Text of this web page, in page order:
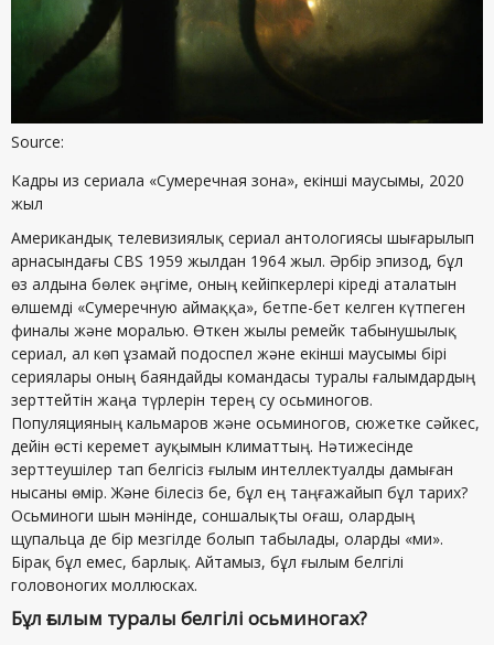
Source:
Кадры из сериала «Сумеречная зона», екінші маусымы, 2020
жыл
Американдық телевизиялық сериал антологиясы шығарылып
арнасындағы CBS 1959 жылдан 1964 жыл. Әрбір эпизод, бұл
өз алдына бөлек әңгіме, оның кейіпкерлері кіреді аталатын
өлшемді «Сумеречную аймаққа», бетпе-бет келген күтпеген
финалы және моралью. Өткен жылы ремейк табынушылық
сериал, ал көп ұзамай подоспел және екінші маусымы бірі
сериялары оның баяндайды командасы туралы ғалымдардың
зерттейтін жаңа түрлерін терең су осьминогов.
Популяцияның кальмаров және осьминогов, сюжетке сәйкес,
дейін өсті керемет ауқымын климаттың. Нәтижесінде
зерттеушілер тап белгісіз ғылым интеллектуалды дамыған
нысаны өмір. Және білесіз бе, бұл ең таңғажайып бұл тарих?
Осьминоги шын мәнінде, соншалықты оғаш, олардың
щупальца де бір мезгілде болып табылады, оларды «ми».
Бірақ бұл емес, барлық. Айтамыз, бұл ғылым белгілі
головоногих моллюсках.
Бұл ғылым туралы белгілі осьминогах?